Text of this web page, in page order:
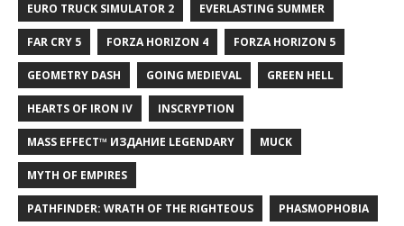
EURO TRUCK SIMULATOR 2 EVERLASTING SUMMER
FAR CRY 5 FORZA HORIZON 4 FORZA HORIZON 5
GEOMETRY DASH GOING MEDIEVAL GREEN HELL
HEARTS OF IRON IV INSCRYPTION
MASS EFFECT™ ИЗДАНИЕ LEGENDARY MUCK
MYTH OF EMPIRES
PATHFINDER: WRATH OF THE RIGHTEOUS PHASMOPHOBIA